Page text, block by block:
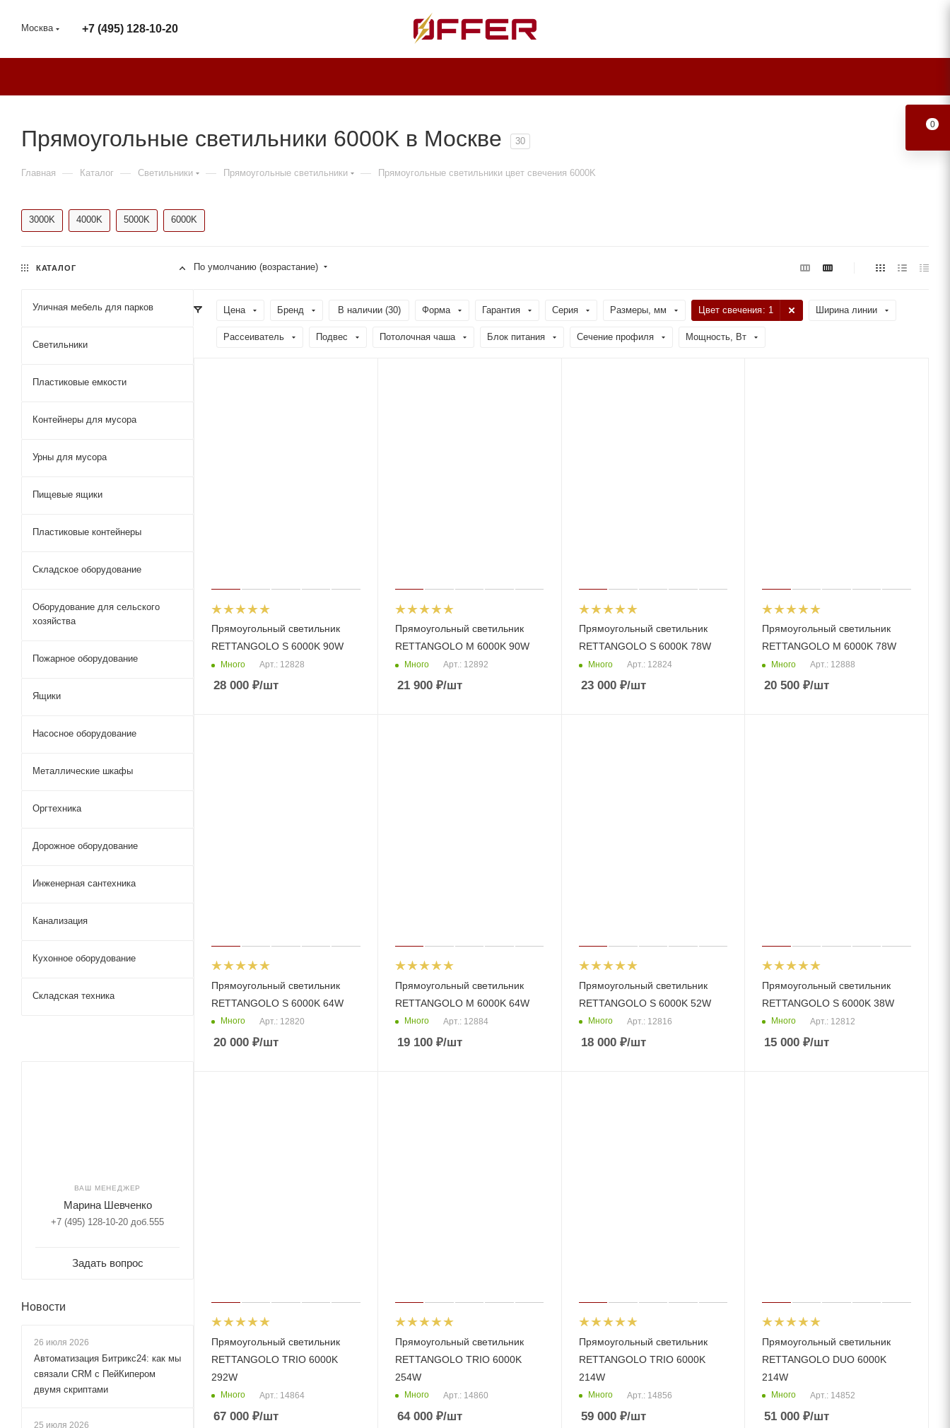
Москва +7 (495) 128-10-20
Прямоугольные светильники 6000K в Москве 30
Главная — Каталог — Светильники — Прямоугольные светильники — Прямоугольные светильники цвет свечения 6000K
3000K 4000K 5000K 6000K
По умолчанию (возрастание)
Цена Бренд В наличии (30) Форма Гарантия Серия Размеры, мм Цвет свечения: 1 Ширина линии
Рассеиватель Подвес Потолочная чаша Блок питания Сечение профиля Мощность, Вт
Прямоугольный светильник
RETTANGOLO S 6000K 90W
Много Арт.: 12828
28 000 ₽/шт
Прямоугольный светильник
RETTANGOLO M 6000K 90W
Много Арт.: 12892
21 900₽/шт
Прямоугольный светильник
RETTANGOLO S 6000K 78W
Много Арт.: 12824
23 000₽/шт
Прямоугольный светильник
RETTANGOLO M 6000K 78W
Много Арт.: 12888
20 500 ₽/шт
Прямоугольный светильник
RETTANGOLO S 6000K 64W
Много Арт.: 12820
20 000 ₽/шт
Прямоугольный светильник
RETTANGOLO M 6000K 64W
Много Арт.: 12884
19 100₽/шт
Прямоугольный светильник
RETTANGOLO S 6000K 52W
Много Арт.: 12816
18 000₽/шт
Прямоугольный светильник
RETTANGOLO S 6000K 38W
Много Арт.: 12812
15 000 ₽/шт
Прямоугольный светильник
RETTANGOLO TRIO 6000K
292W
Много Арт.: 14864
67 000 ₽/шт
Прямоугольный светильник
RETTANGOLO TRIO 6000K
254W
Много Арт.: 14860
64 000₽/шт
Прямоугольный светильник
RETTANGOLO TRIO 6000K
214W
Много Арт.: 14856
59 000₽/шт
Прямоугольный светильник
RETTANGOLO DUО 6000K
214W
Много Арт.: 14852
51 000 ₽/шт
КАТАЛОГ
Уличная мебель для парков
Светильники
Пластиковые емкости
Контейнеры для мусора
Урны для мусора
Пищевые ящики
Пластиковые контейнеры
Складское оборудование
Оборудование для сельского
хозяйства
Пожарное оборудование
Ящики
Насосное оборудование
Металлические шкафы
Оргтехника
Дорожное оборудование
Инженерная сантехника
Канализация
Кухонное оборудование
Складская техника
ВАШ МЕНЕДЖЕР
Марина Шевченко
+7 (495) 128-10-20 доб.555
Задать вопрос
Новости
26 июля 2026
Автоматизация Битрикс24: как мы
связали CRM с ПейКипером
двумя скриптами
25 июля 2026
0